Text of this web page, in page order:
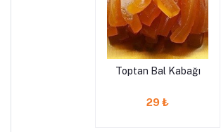
Toptan Bal Kabağı
29 ₺